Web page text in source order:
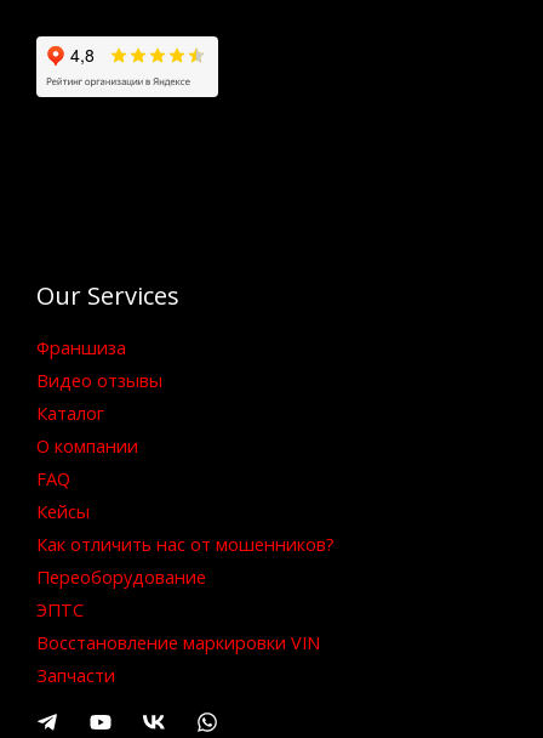
Our Services
Франшиза
Видео отзывы
Каталог
О компании
FAQ
Кейсы
Как отличить нас от мошенников?
Переоборудование
ЭПТС
Восстановление маркировки VIN
Запчасти